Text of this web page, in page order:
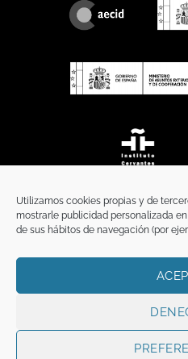
Utilizamos cookies propias y de
mostrarle publicidad personalizada
de sus hábitos de navegación (por
TÉRMINOS Y
Copyright 2026 ©FunciFUNCI es
intelectual e industrial de este sitio